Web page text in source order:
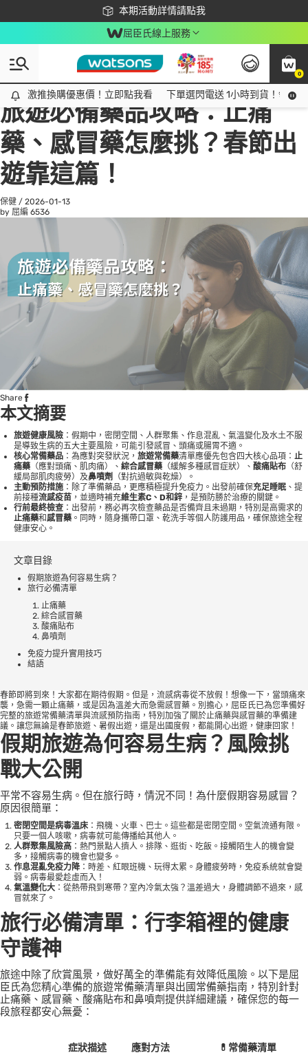
本期活動詳情請點我
下載app最高回饋$350
屈臣氏線上服務
0
激推換購優惠價！立即點我看
激推換購優惠價！立即點我看 下單選閃電送 1小時到貨！領神
All
話題趨勢
旅遊必備藥品攻略：止痛
藥、感冒藥怎麼挑？春節出
遊靠這篇！
保健 / 2026-01-13
by 屈編 6536
Share
本文摘要
旅遊健康風險 ：假期中，密閉空間、人群聚集、作息混亂、氣溫變化及水土不服
是導致生病的五大主要風險，可能引發感冒、頭痛或腸胃不適。
核心常備藥品 ：為應對突發狀況， 旅遊常備藥清單應優先包含四大核心品項： 止
痛藥 （應對頭痛、肌肉痛）、 綜合感冒藥 （緩解多種感冒症狀）、 酸痛貼布 （舒
緩局部肌肉疲勞）及鼻噴劑
（對抗過敏與乾燥）。
主動預防措施 ：除了準備藥品，更應積極提升免疫力。出發前確保充足睡眠 、提
前接種流感疫苗 ，並適時補充維生素C、D和鋅 ，是預防勝於治療的關鍵。
行前最終檢查 ：出發前，務必再次檢查藥品是否備齊且未過期，特別是高需求的
止痛藥和感冒藥 。同時，隨身攜帶口罩、乾洗手等個人防護用品，確保旅途全程
健康安心。
文章目錄
假期旅遊為何容易生病？
旅行必備清單
止痛藥
綜合感冒藥
酸痛貼布
鼻噴劑
免疫力提升實用技巧
結語
春節即將到來！大家都在期待假期。但是，流感病毒從不放假！想像一下，當頭痛來
襲，急需一顆止痛藥，或是因為溫差大而急需感冒藥。別擔心，屈臣氏已為您準備好
完整的旅遊常備藥清單與流感預防指南，特別加強了關於止痛藥與感冒藥的準備建
議。讓您無論是春節旅遊、暑假出遊，還是出國度假，都能開心出遊，健康回家！
假期旅遊為何容易生病？風險挑
戰大公開
平常不容易生病。但在旅行時，情況不同！為什麼假期容易感冒？
原因很簡單：
密閉空間是病毒溫床 ：飛機、火車、巴士。這些都是密閉空間。空氣流通有限。
只要一個人咳嗽，病毒就可能傳播給其他人。
人群聚集風險高 ：熱門景點人擠人。排隊、逛街、吃飯。接觸陌生人的機會變
多，接觸病毒的機會也變多。
作息混亂免疫力降 ：時差、紅眼班機、玩得太累。身體疲勞時，免疫系統就會變
弱。病毒最愛趁虛而入！
氣溫變化大 ：從熱帶飛到寒帶？室內冷氣太強？溫差過大，身體調節不過來，感
冒就來了。
旅行必備清單：行李箱裡的健康
守護神
旅途中除了欣賞風景，做好萬全的準備能有效降低風險。以下是屈
臣氏為您精心準備的旅遊常備藥清單與出國常備藥指南，特別針對
止痛藥、感冒藥、酸痛貼布和鼻噴劑提供詳細建議，確保您的每一
段旅程都安心無憂：
症狀描述 應對方法 💊常備藥清單